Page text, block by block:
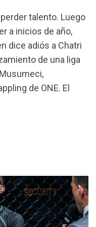
talento. Luego
a inicios de año,
dice adiós a Chatri
de una liga
de ONE. El